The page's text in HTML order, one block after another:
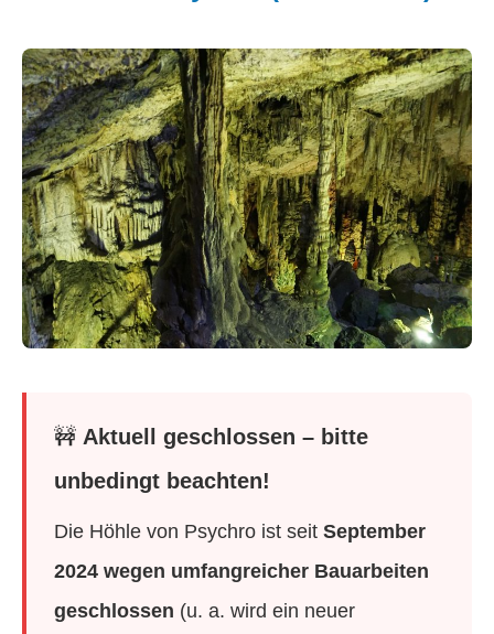
🚧 Aktuell geschlossen – bitte
unbedingt beachten!
Die Höhle von Psychro ist seit September
2024 wegen umfangreicher Bauarbeiten
geschlossen (u. a. wird ein neuer